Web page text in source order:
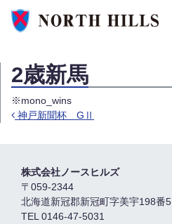
2歳新馬
※mono_wins
神戸新聞杯 GⅡ
株式会社ノースヒルズ
〒059-2344
北海道新冠郡新冠町字美宇198番5
TEL 0146-47-5031